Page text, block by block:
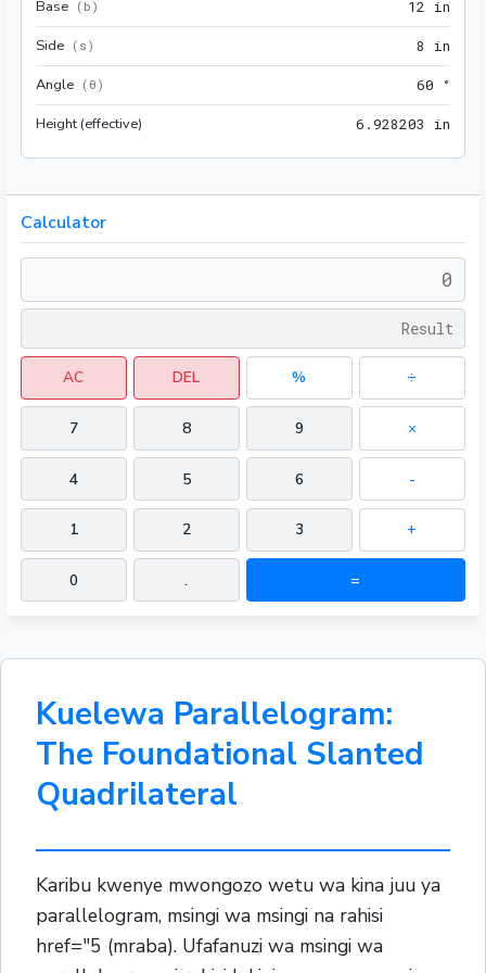
Base ( b ) 12 in
Side ( s ) 8 in
Angle ( θ ) 60 °
Height (effective) 6 .928203 in
Calculator
AC DEL % ÷
7 8 9 ×
4 5 6 -
1 2 3 +
0 . =
Kuelewa Parallelogram:
The Foundational Slanted
Quadrilateral
Karibu kwenye mwongozo wetu wa kina juu ya
parallelogram, msingi wa msingi na rahisi
href="5 (mraba). Ufafanuzi wa msingi wa